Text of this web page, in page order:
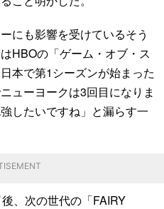
にも影響を受けているそう
HBOの「ゲーム・オブ・ス
本で第1シーズンが始まった
ューヨークは3回目になりま
したいですね」と漏らす一
、次の世代の「FAIRY